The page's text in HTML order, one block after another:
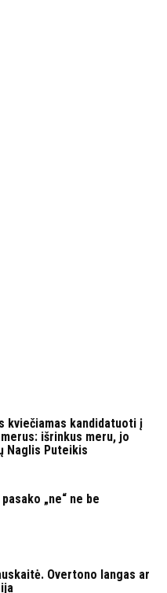
kviečiamas kandidatuoti į
išrinkus meru, jo
Naglis Puteikis
„ne“ ne be
Overtono langas ar